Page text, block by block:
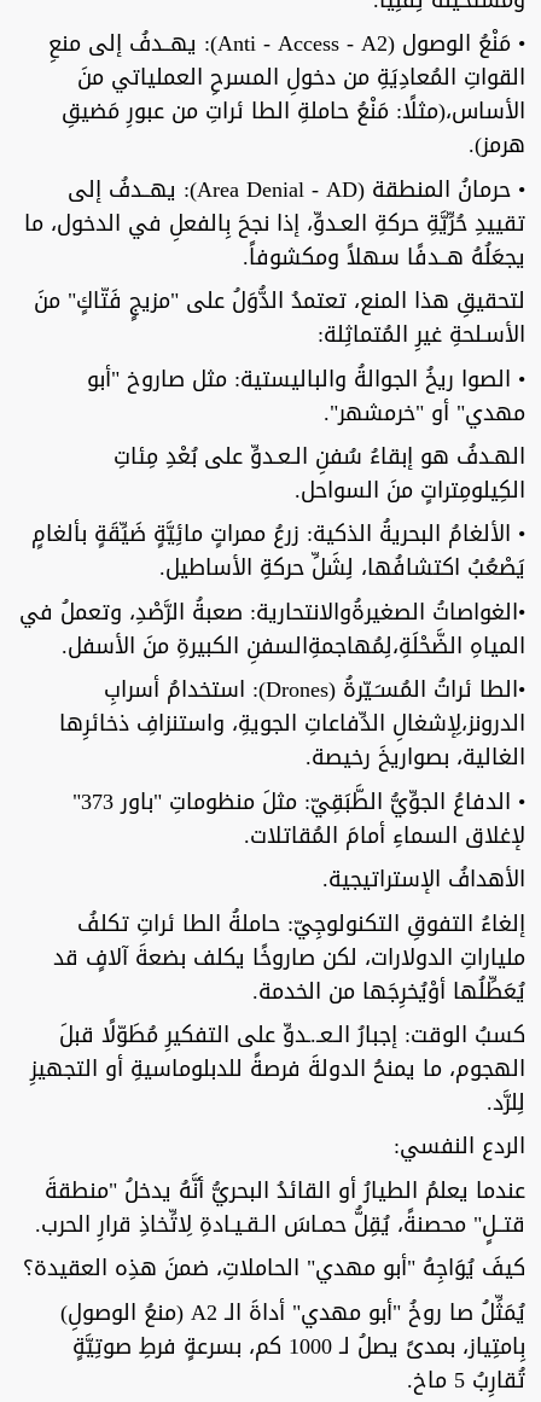
• مَنْعُ الوصول (Anti - Access - A2): يهــدفُ إلى منعِ
القواتِ المُعادِيَةِ من دخولِ المسرحِ العملياتي منَ
الأساس،(مثلًا: مَنْعُ حاملةِ الطا ئراتِ من عبورِ مَضيقِ
هرمز).
• حرمانُ المنطقة (Area Denial - AD): يهــدفُ إلى
تقييدِ حُرِّيَّةِ حركةِ العـدوِّ، إذا نجحَ بِالفعلِ في الدخول، ما
يجعَلُهُ هــدفًا سهلاً ومكشوفاً.
لتحقيقِ هذا المنع، تعتمدُ الدُّوَلُ على "مزيجٍ فَتّاكٍ" منَ
الأسـلحةِ غيرِ المُتماثِلة:
• الصوا ريخُ الجوالةُ والباليستية: مثل صاروخ "أبو
مهدي" أو "خرمشهر".
الهـدفُ هو إبقاءُ سُفنِ الـعـدوِّ على بُعْدِ مِئاتِ
الكِيلومِتراتٍ منَ السواحل.
• الألغامُ البحريةُ الذكية: زرعُ ممراتٍ مائِيَّةٍ ضَيِّقَةٍ بألغامٍ
يَصْعُبُ اكتشافُها، لِشَلِّ حركةِ الأساطيل.
•الغواصاتُ الصغيرةُوالانتحارية: صعبةُ الرَّصْدِ، وتعملُ في
المياهِ الضَّحْلَةِ،لِمُهاجمةِالسفنِ الكبيرةِ منَ الأسفل.
•الطا ئراتُ المُسـَـيّرةُ (Drones): استخدامُ أسرابِ
الدرونز،لِإشغالِ الدِّفاعاتِ الجويةِ، واستنزافِ ذخائرِها
الغالية، بصواريخَ رخيصة.
• الدفاعُ الجوِّيُّ الطَّبَقِيّ: مثلَ منظوماتِ "باور 373"
لإغلاق السماءِ أمامَ المُقاتلات.
الأهدافُ الإستراتيجية.
إلغاءُ التفوقِ التكنولوجِيّ: حاملةُ الطا ئراتِ تكلفُ
ملياراتِ الدولارات، لكن صاروخًا يكلف بضعةَ آلافٍ قد
يُعَطِّلُها أوْيُخرِجَها من الخدمة.
كسبُ الوقت: إجبارُ الـعـ.ـدوِّ على التفكيرِ مُطَوّلًا قبلَ
الهجوم، ما يمنحُ الدولةَ فرصةً للدبلوماسيةِ أو التجهيزِ
لِلرَّد.
الردع النفسي:
عندما يعلمُ الطيارُ أو القائدُ البحريُّ أنَّهُ يدخلُ "منطقةَ
قتــلٍ" محصنةً، يُقِلُّ حمـاسَ الـقـيـادةِ لِاتِّخاذِ قرارِ الحرب.
كيفَ يُوَاجِهُ "أبو مهدي" الحاملاتِ، ضمنَ هذِه العقيدة؟
يُمَثِّلُ صا روخُ "أبو مهدي" أداةَ الـ A2 (منعُ الوصولِ)
بِامتِياز، بمدىً يصلُ لـ 1000 كم، بسرعةٍ فرطِ صوتِيَّةٍ
تُقارِبُ 5 ماخ.